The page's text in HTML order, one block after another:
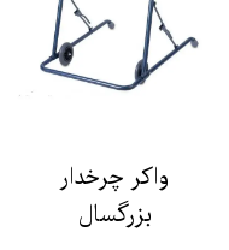
واکر چرخدار
بزرگسال